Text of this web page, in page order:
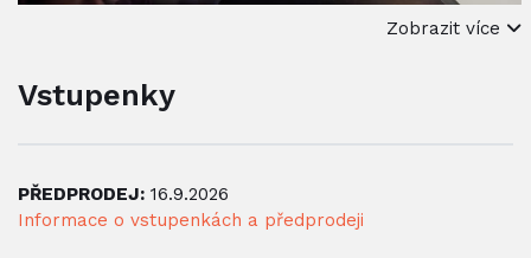
Zobrazit více
Vstupenky
PŘEDPRODEJ: 16.9.2026
Informace o vstupenkách a předprodeji